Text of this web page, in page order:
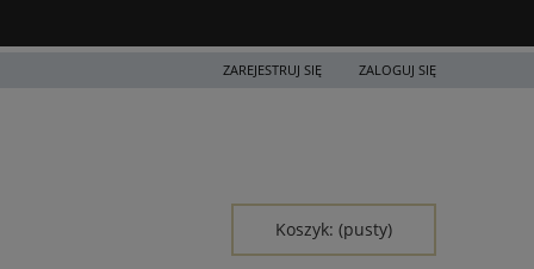
ZAREJESTRUJ SIĘ ZALOGUJ SIĘ
Koszyk: (pusty)